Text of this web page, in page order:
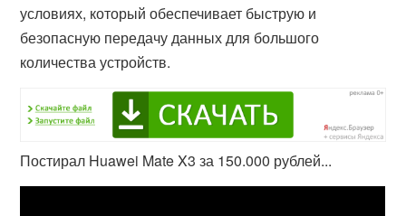
условиях, который обеспечивает быструю и
безопасную передачу данных для большого
количества устройств.
Постирал Huawei Mate X3 за 150.000 рублей...